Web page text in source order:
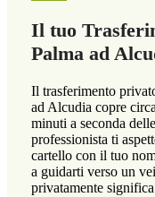
Il tuo
Palma ad
Il trasferimento
ad Alcudia copre
minuti a seconda
professionista ti
cartello con il tuo
a guidarti verso un
privatamente